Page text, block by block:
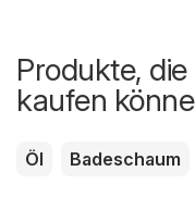
Produkte,
kaufen
Öl Badeschaum